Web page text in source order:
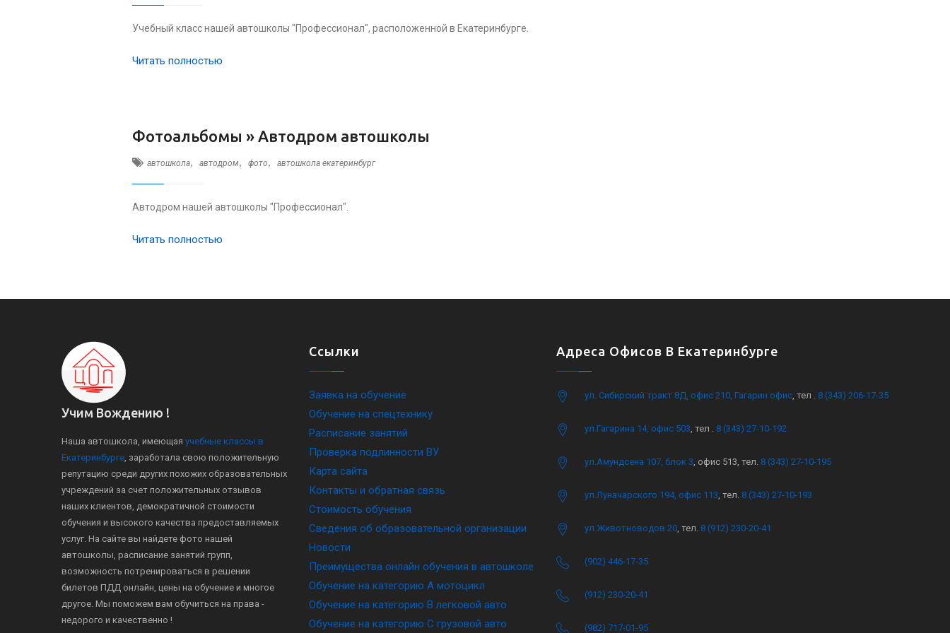
Учебный класс нашей автошколы "Профессионал", расположенной в Екатеринбурге.
Читать полностью
Фотоальбомы » Автодром автошколы
автошкола, автодром, фото, автошкола екатеринбург
Автодром нашей автошколы "Профессионал".
Читать полностью
Учим Вождению !
Наша автошкола, имеющая учебные классы в
Екатеринбурге, заработала свою положительную
репутацию среди других похожих образовательных
учреждений за счет положительных отзывов
наших клиентов, демократичной стоимости
обучения и высокого качества предоставляемых
услуг. На сайте вы найдете фото нашей
автошколы, расписание занятий групп,
возможность потренироваться в решении
билетов ПДД онлайн, цены на обучение и многое
другое. Мы поможем вам обучиться на права -
недорого и качественно !
Ссылки
Заявка на обучение
Обучение на спецтехнику
Расписание занятий
Проверка подлинности ВУ
Карта сайта
Контакты и обратная связь
Стоимость обучения
Сведения об образовательной организации
Новости
Преимущества онлайн обучения в автошколе
Обучение на категорию A мотоцикл
Обучение на категорию B легковой авто
Обучение на категорию C грузовой авто
Адреса Офисов В Екатеринбурге
ул. Сибирский тракт 8Д, офис 210, Гагарин офис, тел . 8 (343) 206-17-35
ул.Гагарина 14, офис 503, тел . 8 (343) 27-10-192
ул.Амундсена 107, блок 3, офис 513, тел. 8 (343) 27-10-195
ул.Луначарского 194, офис 113, тел. 8 (343) 27-10-193
ул.Животноводов 20, тел. 8 (912) 230-20-41
(902) 446-17-35
(912) 230-20-41
(982) 717-01-95